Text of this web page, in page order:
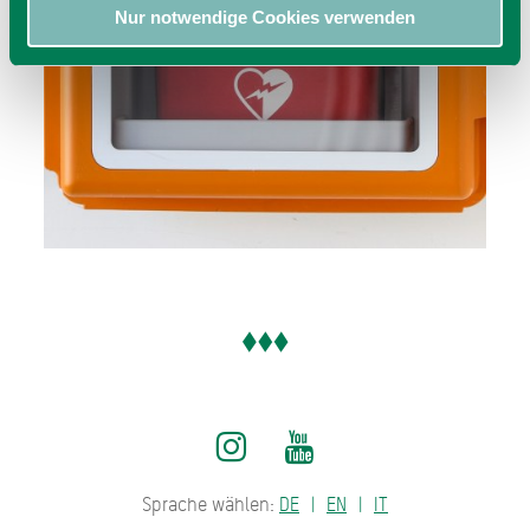
Nur notwendige Cookies verwenden
Sprache wählen: DE EN IT